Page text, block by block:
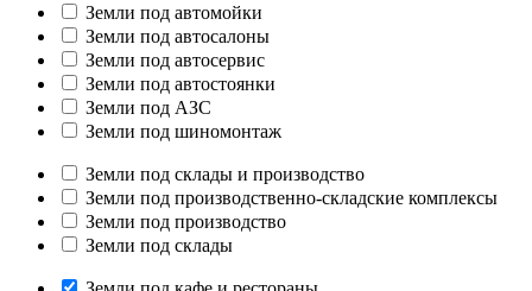
Земли под автомойки
Земли под автосалоны
Земли под автосервис
Земли под автостоянки
Земли под АЗС
Земли под шиномонтаж
Земли под склады и производство
Земли под производственно-складские комплексы
Земли под производство
Земли под склады